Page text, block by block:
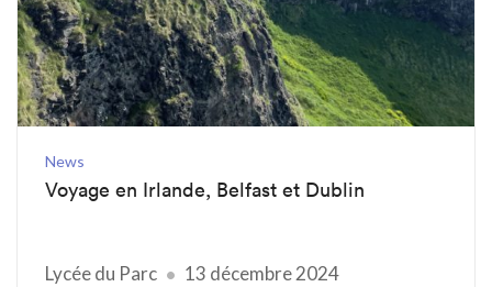
News
Voyage en Irlande, Belfast et Dublin
Lycée du Parc 13 décembre 2024